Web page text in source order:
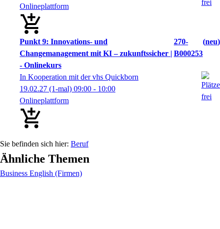
Onlineplattform
Punkt 9: Innovations- und
Changemanagement mit KI – zukunftssicher |
- Onlinekurs
270-
B000253
neu
In Kooperation mit der vhs Quickborn
19.02.27 (1-mal) 09:00 - 10:00
Onlineplattform
Beruf
Ähnliche Themen
Business English (Firmen)